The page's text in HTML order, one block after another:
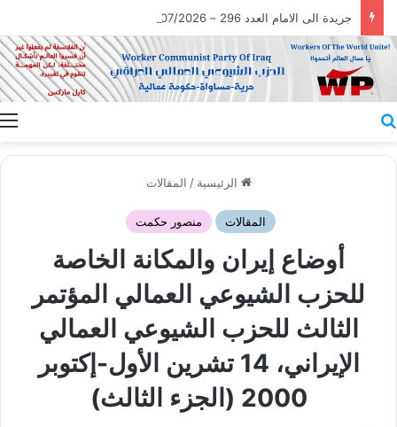
جريدة الى الامام العدد 296 – 28/07/2026
الرئيسية / المقالات
المقالات منصور حكمت
أوضاع إيران والمكانة الخاصة
للحزب الشيوعي العمالي المؤتمر
الثالث للحزب الشيوعي العمالي
الإيراني، 14 تشرين الأول-إكتوبر
2000 (الجزء الثالث)